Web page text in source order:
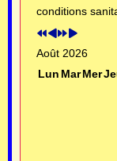
conditions
Août 2026
Lun MarMer